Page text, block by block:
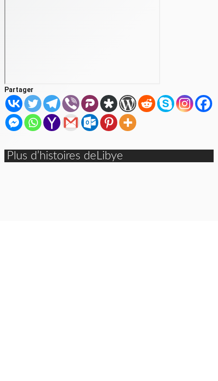
Partager
Plus d’histoires deLibye